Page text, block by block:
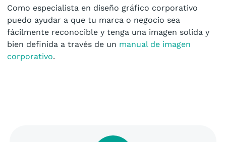
Como especialista en diseño gráfico corporativo
puedo ayudar a que tu marca o negocio sea
fácilmente reconocible y tenga una imagen solida y
bien definida a través de un manual de imagen
corporativo.